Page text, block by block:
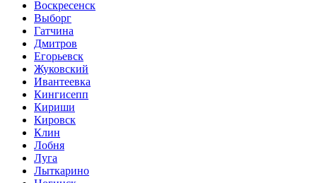
Воскресенск
Выборг
Гатчина
Дмитров
Егорьевск
Жуковский
Ивантеевка
Кингисепп
Кириши
Кировск
Клин
Лобня
Луга
Лыткарино